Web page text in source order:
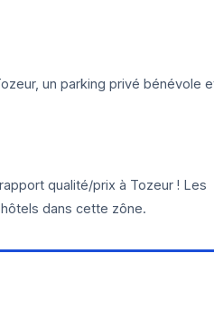
un parking privé bénévole
qualité/prix à Tozeur ! Les
dans cette zône.